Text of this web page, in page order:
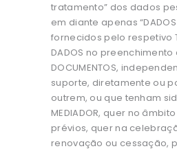
tratamento” dos dados
em diante apenas “DADOS
fornecidos pelo respetivo
DADOS no preenchimento
DOCUMENTOS,
suporte, diretamente ou
outrem, ou que tenham
MEDIADOR, quer no
prévios, quer na
renovação ou cessação,